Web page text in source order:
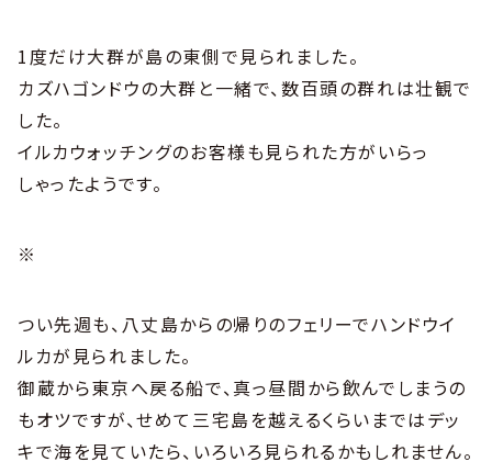
1度だけ大群が島の東側で見られました。
カズハゴンドウの大群と一緒で、数百頭の群れは壮観で
した。
イルカウォッチングのお客様も見られた方がいらっ
しゃったようです。
※
つい先週も、八丈島からの帰りのフェリーでハンドウイ
ルカが見られました。
御蔵から東京へ戻る船で、真っ昼間から飲んでしまうの
もオツですが、せめて三宅島を越えるくらいまではデッ
キで海を見ていたら、いろいろ見られるかもしれません。